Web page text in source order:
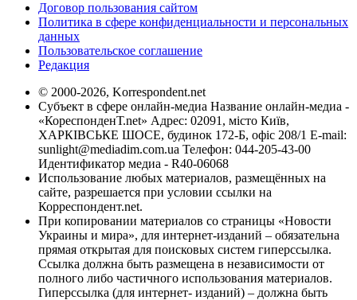
Договор пользования сайтом
Политика в сфере конфиденциальности и персональных
данных
Пользовательское соглашение
Редакция
© 2000-2026, Korrespondent.net
Субъект в сфере онлайн-медиа Название онлайн-медиа -
«КореспонденТ.net» Адрес: 02091, місто Київ,
ХАРКІВСЬКЕ ШОСЕ, будинок 172-Б, офіс 208/1 E-mail:
sunlight@mediadim.com.ua Телефон: 044-205-43-00
Идентификатор медиа - R40-06068
Использование любых материалов, размещённых на
сайте, разрешается при условии ссылки на
Корреспондент.net.
При копировании материалов со страницы «Новости
Украины и мира», для интернет-изданий – обязательна
прямая открытая для поисковых систем гиперссылка.
Ссылка должна быть размещена в независимости от
полного либо частичного использования материалов.
Гиперссылка (для интернет- изданий) – должна быть